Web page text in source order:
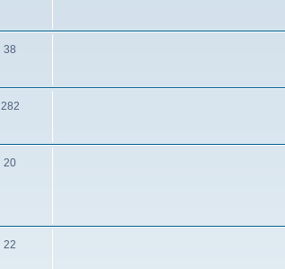
38
282
20
22